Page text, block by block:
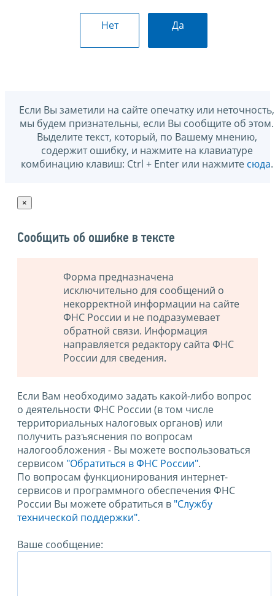
Нет Да
Если Вы заметили на сайте опечатку или неточность,
мы будем признательны, если Вы сообщите об этом.
Выделите текст, который, по Вашему мнению,
содержит ошибку, и нажмите на клавиатуре
комбинацию клавиш: Ctrl + Enter или нажмите сюда.
×
Сообщить об ошибке в тексте
Форма предназначена
исключительно для сообщений о
некорректной информации на сайте
ФНС России и не подразумевает
обратной связи. Информация
направляется редактору сайта ФНС
России для сведения.
Если Вам необходимо задать какой-либо вопрос
о деятельности ФНС России (в том числе
территориальных налоговых органов) или
получить разъяснения по вопросам
налогообложения - Вы можете воспользоваться
сервисом "Обратиться в ФНС России".
По вопросам функционирования интернет-
сервисов и программного обеспечения ФНС
России Вы можете обратиться в "Службу
технической поддержки".
Ваше сообщение: